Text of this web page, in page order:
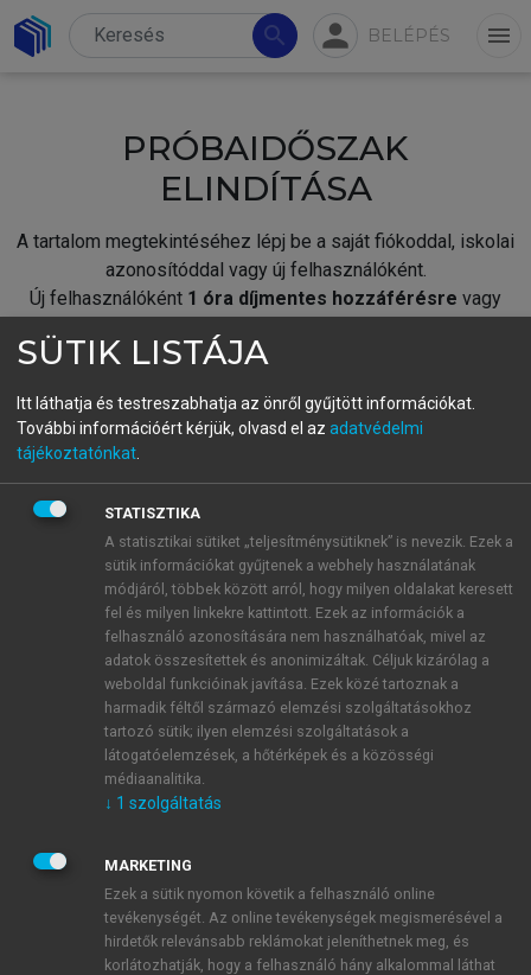
search person BELÉPÉS menu
PRÓBAIDŐSZAK
ELINDÍTÁSA
A tartalom megtekintéséhez lépj be a saját fiókoddal, iskolai
azonosítóddal vagy új felhasználóként.
Új felhasználóként 1 óra díjmentes hozzáférésre vagy
fiókoddal,vagy hozz létre új fiókot.
A regisztráció után apróbaidőszakautomatikusan
BELÉPÉS SAJÁT FIÓKKAL
ÚJ FIÓK LÉTREHOZÁSA
1 óra díjmentes hozzáférés
E-MAIL-CÍM
JELSZÓ
JELSZÓ ÚJRA
SÜTIK LISTÁJA
Itt láthatja és testreszabhatja az önről gyűjtött információkat.
További információért kérjük, olvasd el az adatvédelmi
tájékoztatónkat
STATISZTIKA
A statisztikai sütiket „teljesítménysütiknek” is nevezik. Ezek a
sütik információkat gyűjtenek a webhely használatának
módjáról, többek között arról, hogy milyen oldalakat keresett
fel és milyen linkekre kattintott. Ezek az információk a
felhasználó azonosítására nem használhatóak, mivel az
adatok összesítettek és anonimizáltak. Céljuk kizárólag a
weboldal funkcióinak javítása. Ezek közé tartoznak a
harmadik féltől származó elemzési szolgáltatásokhoz
tartozó sütik; ilyen elemzési szolgáltatások a
látogatóelemzések, a hőtérképek és a közösségi
médiaanalitika.
↓ 1 szolgáltatás
MARKETING
Ezek a sütik nyomon követik a felhasználó online
tevékenységét. Az online tevékenységek megismerésével a
hirdetők relevánsabb reklámokat jeleníthetnek meg, és
korlátozhatják, hogy a felhasználó hány alkalommal láthat